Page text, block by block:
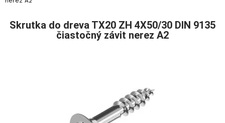
Skrutka do dreva TX20 ZH 4X50/30 DIN 9135
čiastočný závit nerez A2